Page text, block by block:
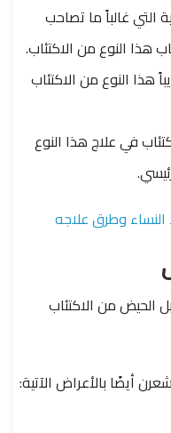
التي غالباً ما تصاحب
هذا النوع من الاكتئاب.
كل 10 رجال تقريباً هذا النوع من الاكتئاب
في علاج هذا النوع
وطرق علاجه
الحيض من الاكتئاب
أيضًا بالأعراض الآتية: